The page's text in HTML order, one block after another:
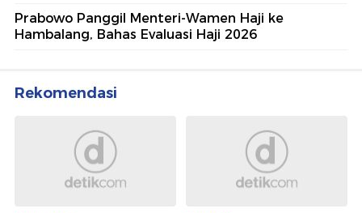
Prabowo Panggil Menteri-Wamen Haji ke
Hambalang, Bahas Evaluasi Haji 2026
Rekomendasi